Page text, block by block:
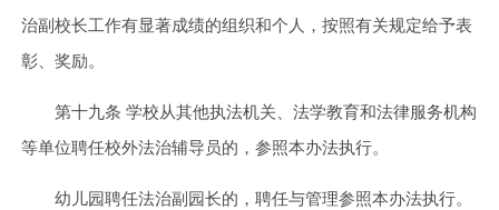
治副校长工作有显著成绩的组织和个人，按照有关规定给予表
彰、奖励。
第十九条 学校从其他执法机关、法学教育和法律服务机构
等单位聘任校外法治辅导员的，参照本办法执行。
幼儿园聘任法治副园长的，聘任与管理参照本办法执行。